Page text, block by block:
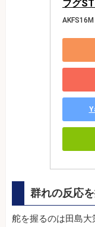
フグ
AKFS16M
群れの反応
舵を握るのは田島